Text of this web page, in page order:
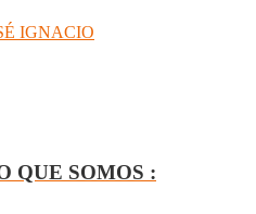
IGNACIO
QUE SOMOS :